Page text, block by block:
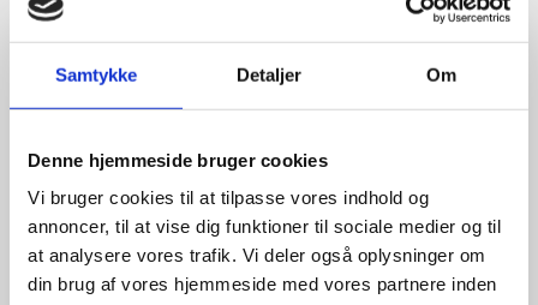
Samtykke Detaljer Om
Denne hjemmeside bruger cookies
Vi bruger cookies til at tilpasse vores indhold og
annoncer, til at vise dig funktioner til sociale medier og til
at analysere vores trafik. Vi deler også oplysninger om
din brug af vores hjemmeside med vores partnere inden
Stærke
leverandører
giver større
udvalg
For at sikre høj kvalitet og stor
leveringssikkerhed samarbejder vi